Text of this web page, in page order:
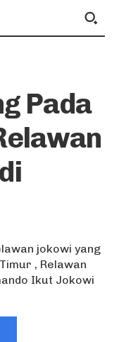
Pada
jokowi yang
, Relawan
Ikut Jokowi